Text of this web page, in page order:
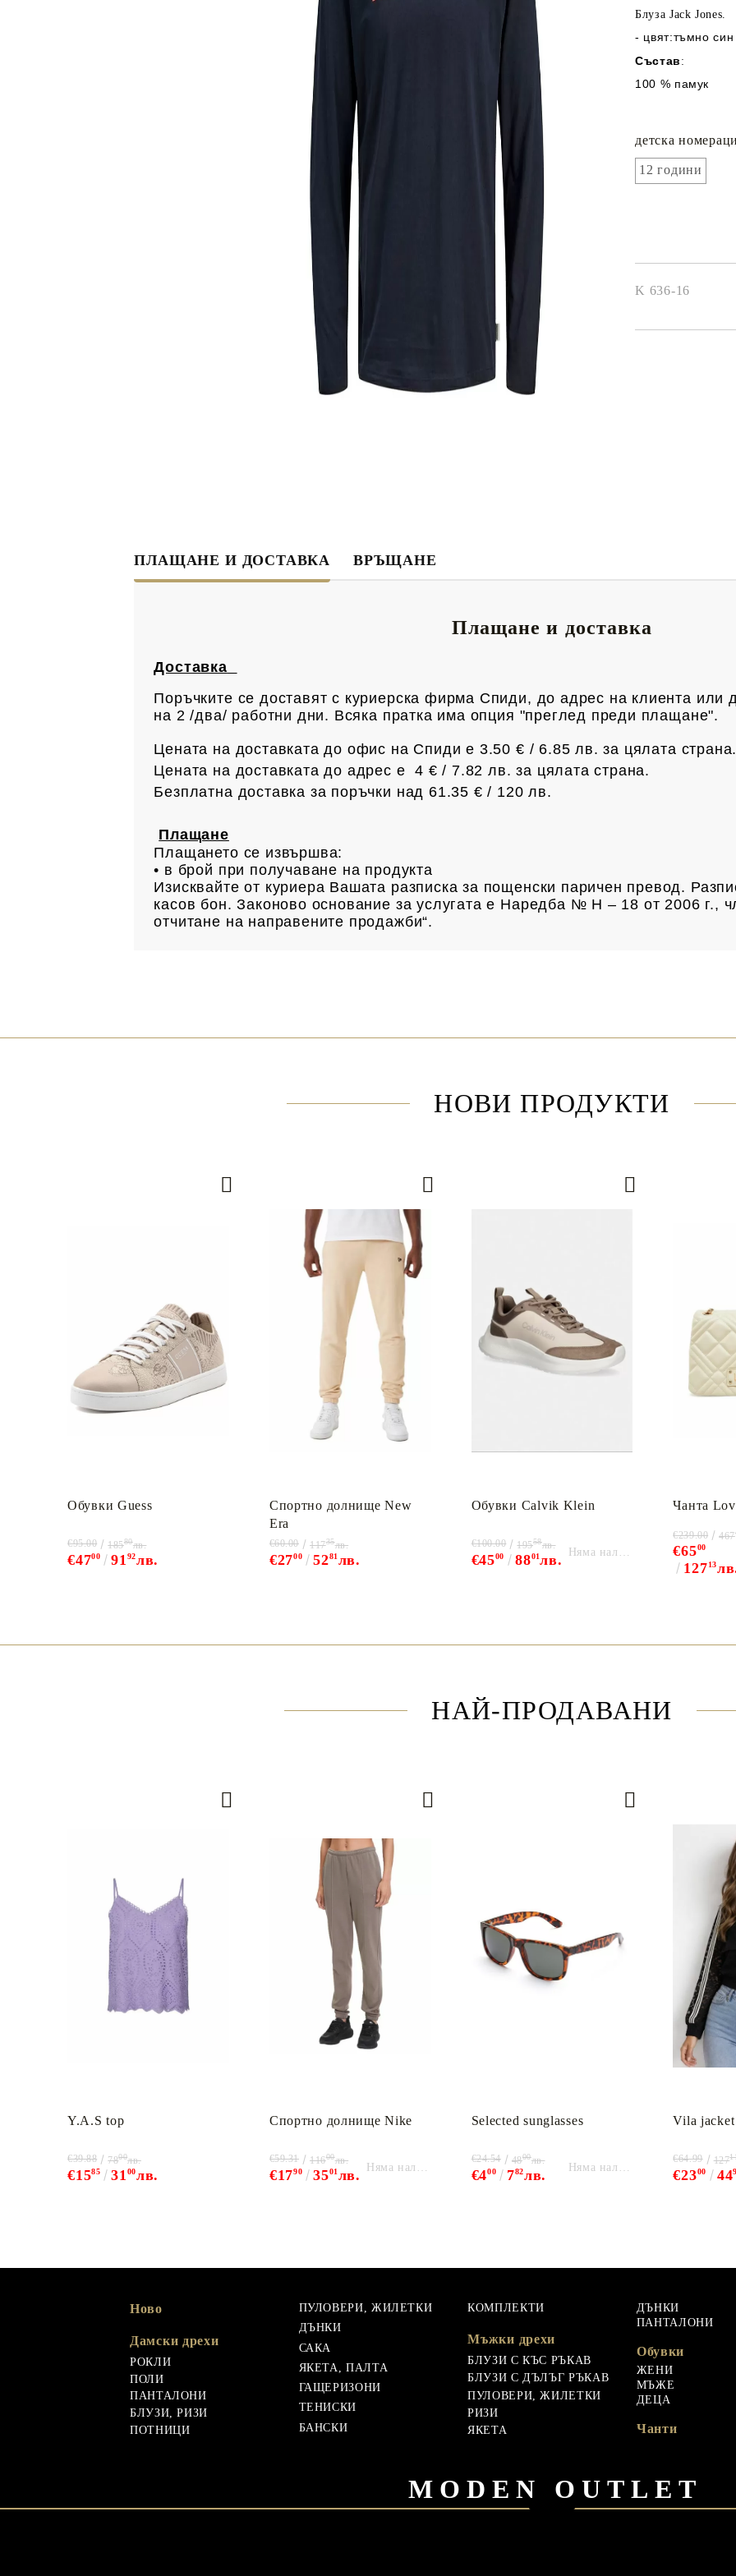
Блуза Jack Jones.
- цвят:тъмно син
Състав :
100 % памук
детска
12 години
K 636-16
ПЛАЩАНЕ И ДОСТАВКА ВРЪЩАНЕ
Плащане и доставка
Доставка
Поръчките се доставят с куриерска фирма Спиди, до адрес на клиента или
на 2 /два/ работни дни. Всяка пратка има опция "преглед преди плащане".
Цената на доставката до офис на Спиди е 3.50 € / 6.85 лв.за цялата страна.
Цената на доставката до адрес е 4 € / 7.82 лв.за цялата страна.
Безплатна доставка за поръчки над 61.35 € / 120 лв.
Плащане
Плащането се извършва:
• в брой при получаване на продукта
Изисквайте от куриера Вашата разписка за пощенски паричен превод.
касов бон. Законово основание за услугата е Наредба № Н – 18 от 2006 г.,
отчитане на направените продажби“.
НОВИ ПРОДУКТИ
Обувки Guess
€4700 91 92лв.
€95.00 18580лв.
Спортно долнище New
Era
€2700 5281лв.
€60.00 11735лв.
Обувки Calvik Klein
€4500 8801лв.
€100.00 19558лв.
Няма наличност
Чанта
€6500
12713
€239.00 467
НАЙ-ПРОДАВАНИ
Y.A.S top
€1585 31 00лв.
€39.88 7800лв.
Спортно долнище Nike
€1790 3501лв.
€59.31 11600лв.
Няма наличност
Selected sunglasses
€400 782лв.
€24.54 4800лв.
Няма наличност
Vila jacket
€2300 44
€64.99 127
Ново
Дамски дрехи
РОКЛИ
ПОЛИ
ПАНТАЛОНИ
БЛУЗИ, РИЗИ
ПОТНИЦИ
ПУЛОВЕРИ, ЖИЛЕТКИ
ДЪНКИ
САКА
ЯКЕТА, ПАЛТА
ГАЩЕРИЗОНИ
ТЕНИСКИ
БАНСКИ
КОМПЛЕКТИ
Мъжки дрехи
БЛУЗИ С КЪС РЪКАВ
БЛУЗИ С ДЪЛЪГ РЪКАВ
ПУЛОВЕРИ, ЖИЛЕТКИ
РИЗИ
ЯКЕТА
ДЪНКИ
ПАНТАЛОНИ
Обувки
ЖЕНИ
МЪЖЕ
ДЕЦА
Чанти
MODEN OUTLET